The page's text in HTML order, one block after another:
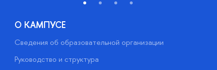
О КАМПУСЕ
Сведения об образовательной организации
Руководство и структура